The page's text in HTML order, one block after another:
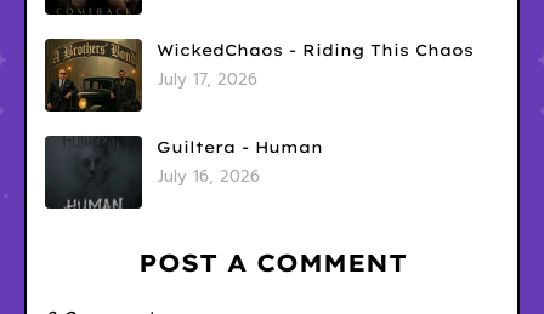
WickedChaos - Riding This Chaos
July 17, 2026
Guiltera - Human
July 16, 2026
POST A COMMENT